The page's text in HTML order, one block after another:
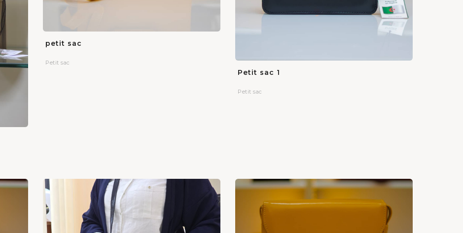
petit sac
Petit sac
Petit sac 1
Petit sac